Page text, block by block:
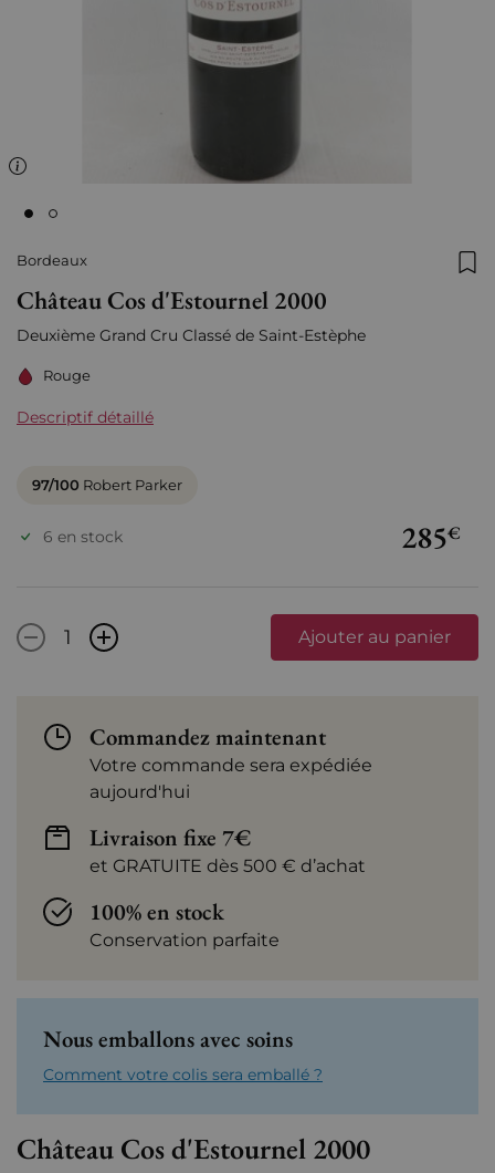
Bordeaux
Château Cos d'Estournel 2000
Deuxième Grand Cru Classé de Saint-Estèphe
Rouge
Descriptif détaillé
97/100 Robert Parker
285€
6 en stock
- + Ajouter au panier
Commandez maintenant
Votre commande sera expédiée
aujourd'hui
Livraison fixe 7€
et GRATUITE dès 500 € d’achat
100% en stock
Conservation parfaite
Nous emballons avec soins
Comment votre colis sera emballé ?
Château Cos d'Estournel 2000